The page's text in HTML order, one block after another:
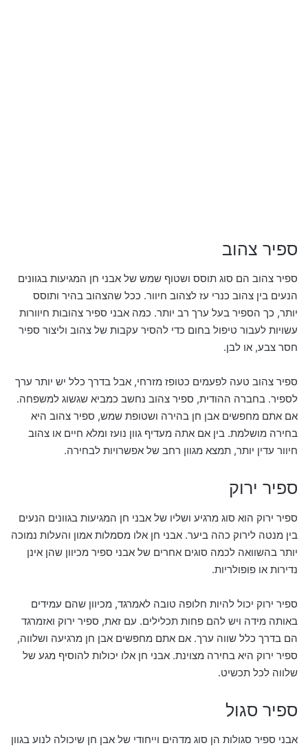
ספיר צהוב
ספיר צהוב הם סוג תוסס ושטוף שמש של אבני חן המגיעות בגוונים
הנעים בין צהוב כנרי עז לצהוב חיוור. ככל שהצהוב בהיר ותוסס
יותר, כך הספיר בעל ערך רב יותר. כמה אבני ספיר צהובות חיוורות
עשויות לעבור טיפול בחום כדי להסיר עקבות של צהוב וליצור ספיר
חסר צבע, או לבן.
ספיר צהוב טעה לפעמים כטופז מזרחי, אבל בדרך כלל יש יותר ערך
לספיר. בחברה ההודית, ספיר צהוב נחשב כמביא שגשוג למשפחה.
אם אתם מחפשים אבן חן בהירה ושטופת שמש, ספיר צהוב היא
בחירה מושלמת. בין אם אתה מעדיף גוון נועז ומלא חיים או צהוב
חיוור עדין יותר, תמצא מגוון רחב של אפשרויות לבחירה.
ספיר ירוק
ספיר ירוק הוא סוג מרגיע ושליו של אבני חן המגיעות בגוונים הנעים
בין מנטה לירוק כהה ביער. אבני חן אלו מסמלות אמון והעלות נמוכה
יותר בהשוואה לכמה סוגים אחרים של אבני ספיר מכיוון שהן אינן
נדירות או פופולריות.
ספיר ירוק יכול להיות חלופה טובה לאמרגד, מכיוון שהם עמידים
באותה מידה ויש להם פחות תכלילים. עם זאת, ספיר ירוק ואזמרגד
הם בדרך כלל שווה ערך. אם אתם מחפשים אבן חן מרגיעה ושלווה,
ספיר ירוק היא בחירה מצוינת. אבני חן אלו יכולות להוסיף מגע של
שלווה לכל תכשיט.
ספיר סגול
אבני ספיר סגולות הן סוג מדהים וייחודי של אבן חן שיכולה לנוע בגוון